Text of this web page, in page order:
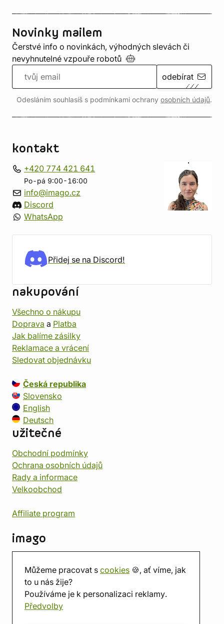
Můžeme pracovat s cookies 🍪, ať víme, jak
to u nás žije?
Používáme je k personalizaci reklamy.
Předvolby
Novinky mailem
Čerstvé info o novinkách, výhodných slevách či
nevyhnutelné vzpouře robotů
odebírat
Odesláním souhlasíš s podmínkami ochrany osobních údajů.
kontakt
+420 774 421 641
Po-pá 9:00-16:00
info@imago.cz
Discord
WhatsApp
Přidej se na Discord!
nakupování
Všechno o nákupu
Doprava a Platba
Jak balíme zásilky
Reklamace a vrácení
Sledovat objednávku
Česká republika
Slovensko
English
Deutsch
užitečné
Obchodní podmínky
Ochrana osobních údajů
Rady a informace
Velkoobchod
Affiliate program
imago
Prodejna
Herna
O nás
Hodnocení obchodu